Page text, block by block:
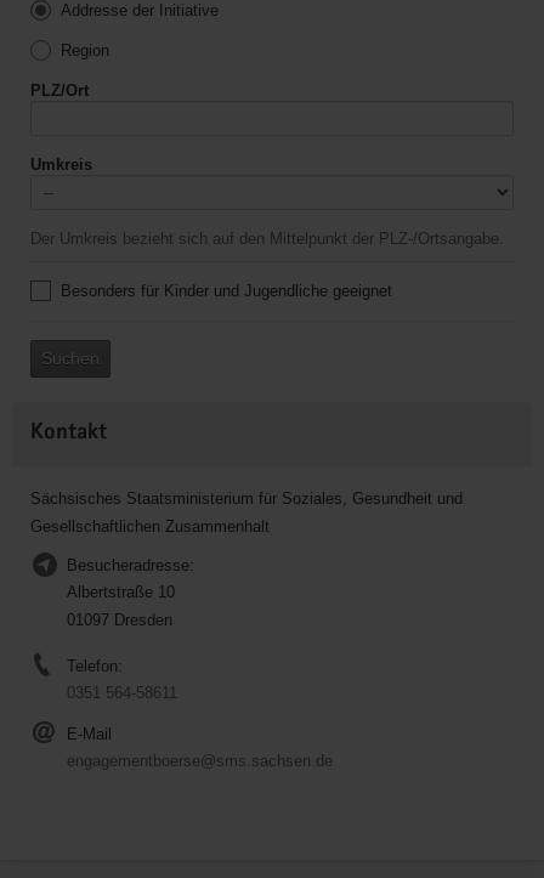
Addresse der Initiative
Region
PLZ/Ort
Umkreis
Der Umkreis bezieht sich auf den Mittelpunkt der PLZ-/Ortsangabe.
Besonders für Kinder und Jugendliche geeignet
Suchen
Kontakt
Sächsisches Staatsministerium für Soziales, Gesundheit und
Gesellschaftlichen Zusammenhalt
Besucheradresse:
Albertstraße 10
01097 Dresden
Telefon:
0351 564-58611
E-Mail
engagementboerse@sms.sachsen.de